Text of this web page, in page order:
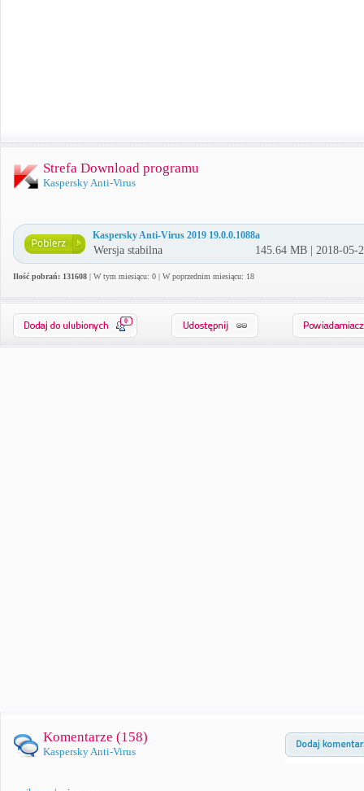
Strefa Download programu
Kaspersky Anti-Virus
Kaspersky Anti-Virus 2019 19.0.0.1088a
Wersja stabilna 145.64 MB | 2018-05-
Ilość pobrań: 131608 | W tym miesiącu: 0 | W poprzednim miesiącu: 18
0
Komentarze (158)
Kaspersky Anti-Virus